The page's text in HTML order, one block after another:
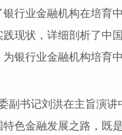
银行业金融机构在培育
践现状，详细剖析了中
银行业金融机构培育
副书记刘洪在主旨演讲
特色金融发展之路，既